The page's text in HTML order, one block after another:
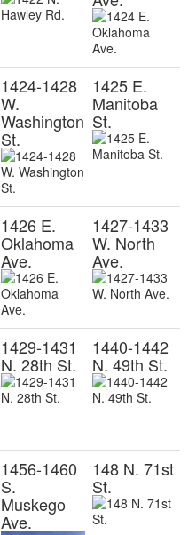
1424-1428
W.
Washington
St.
1425 E.
Manitoba
St.
1426 E.
Oklahoma
Ave.
1427-1433
W. North
Ave.
1429-1431
N. 28th St.
1440-1442
N. 49th St.
1456-1460
S.
Muskego
Ave.
148 N. 71st
St.